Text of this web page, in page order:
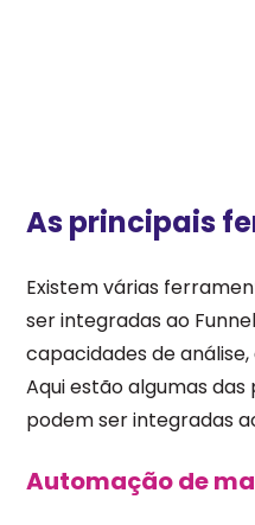
As principais
Existem várias
ser integradas ao
capacidades de
Aqui estão algumas
podem ser integradas
Automação de